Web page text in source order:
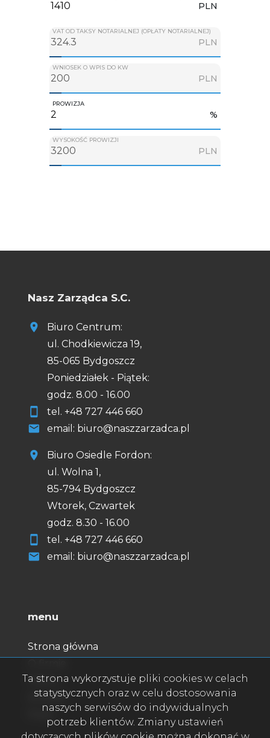
PLN
VAT OD TAKSY NOTARIALNEJ (OPŁATY NOTARIALNEJ)
PLN
WNIOSEK O WPIS DO KW
PLN
PROWIZJA
%
WYSOKOŚĆ PROWIZJI
PLN
Nasz Zarządca S.C.
Biuro Centrum:
ul. Chodkiewicza 19,
85-065 Bydgoszcz
Poniedziałek - Piątek:
godz. 8.00 - 16.00
tel. +48 727 446 660
email: biuro@naszzarzadca.pl
Biuro Osiedle Fordon:
ul. Wolna 1,
85-794 Bydgoszcz
Wtorek, Czwartek
godz. 8.30 - 16.00
tel. +48 727 446 660
email: biuro@naszzarzadca.pl
menu
Strona główna
Oferty
Kontakt
Rodo
Ta strona wykorzystuje pliki cookies w celach
statystycznych oraz w celu dostosowania
naszych serwisów do indywidualnych
potrzeb klientów. Zmiany ustawień